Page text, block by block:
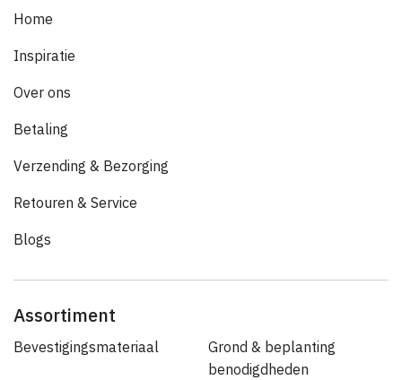
Home
Inspiratie
Over ons
Betaling
Verzending & Bezorging
Retouren & Service
Blogs
Assortiment
Bevestigingsmateriaal
Grond & beplanting
benodigdheden